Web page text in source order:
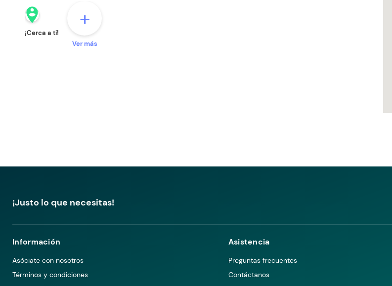
person_pin_circle
¡Cerca a ti!
+
Ver más
¡Justo lo que necesitas!
Información
Asóciate con nosotros
Términos y condiciones
Asistencia
Preguntas frecuentes
Contáctanos